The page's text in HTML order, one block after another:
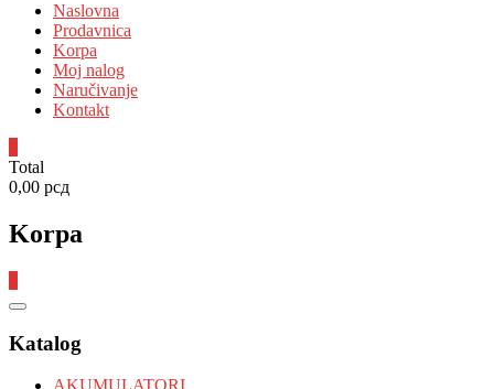
Naslovna
Prodavnica
Korpa
Moj nalog
Naručivanje
Kontakt
Total
0,00 рсд
Korpa
Catalog
Katalog